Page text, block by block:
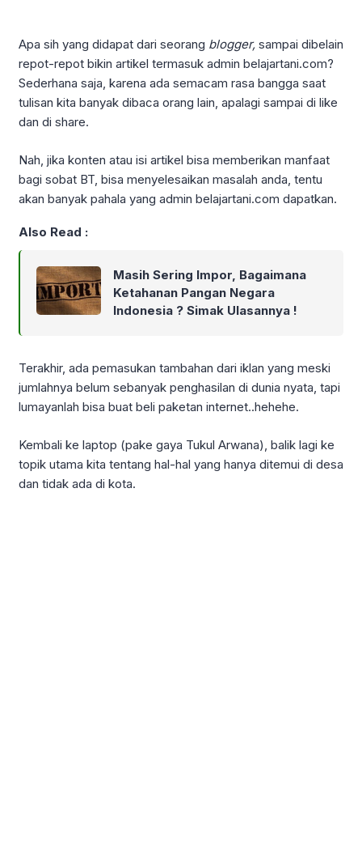
Apa sih yang didapat dari seorang blogger, sampai dibelain
repot-repot bikin artikel termasuk admin belajartani.com?
Sederhana saja, karena ada semacam rasa bangga saat
tulisan kita banyak dibaca orang lain, apalagi sampai di like
dan di share.
Nah, jika konten atau isi artikel bisa memberikan manfaat
bagi sobat BT, bisa menyelesaikan masalah anda, tentu
akan banyak pahala yang admin belajartani.com dapatkan.
Also Read :
Masih Sering Impor, Bagaimana
Ketahanan Pangan Negara
Indonesia ? Simak Ulasannya !
Terakhir, ada pemasukan tambahan dari iklan yang meski
jumlahnya belum sebanyak penghasilan di dunia nyata, tapi
lumayanlah bisa buat beli paketan internet..hehehe.
Kembali ke laptop (pake gaya Tukul Arwana), balik lagi ke
topik utama kita tentang hal-hal yang hanya ditemui di desa
dan tidak ada di kota.